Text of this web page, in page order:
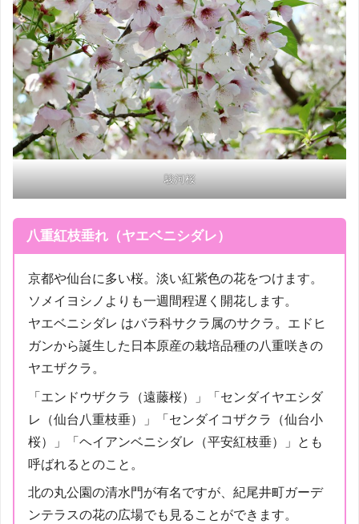
駿河桜
八重紅枝垂れ（ヤエベニシダレ）
京都や仙台に多い桜。淡い紅紫色の花をつけます。
ソメイヨシノよりも一週間程遅く開花します。
ヤエベニシダレ はバラ科サクラ属のサクラ。エドヒ
ガンから誕生した日本原産の栽培品種の八重咲きの
ヤエザクラ。
「エンドウザクラ（遠藤桜）」「センダイヤエシダ
レ（仙台八重枝垂）」「センダイコザクラ（仙台小
桜）」「ヘイアンベニシダレ（平安紅枝垂）」とも
呼ばれるとのこと。
北の丸公園の清水門が有名ですが、紀尾井町ガーデ
ンテラスの花の広場でも見ることができます。